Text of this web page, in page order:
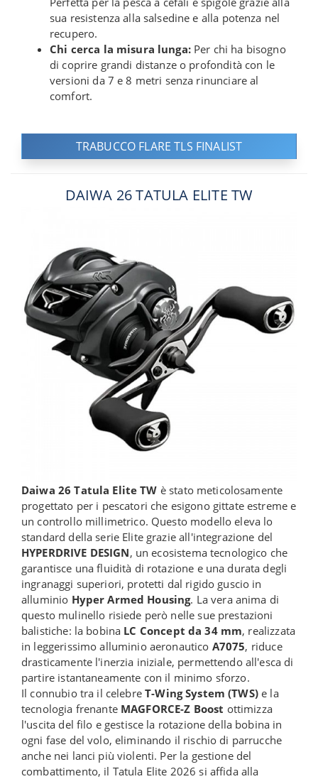
sua resistenza alla salsedine e alla potenza nel
recupero.
Chi cerca la misura lunga:Per chi ha bisogno
di coprire grandi distanze o profondità con le
versioni da 7 e 8 metri senza rinunciare al
comfort.
TRABUCCO FLARE TLS FINALIST
DAIWA 26 TATULA ELITE TW
Daiwa 26 Tatula Elite TW è stato meticolosamente
progettato per i pescatori che esigono gittate estreme e
un controllo millimetrico. Questo modello eleva lo
standard della serie Elite grazie all'integrazione del
HYPERDRIVE DESIGN, un ecosistema tecnologico che
garantisce una fluidità di rotazione e una durata degli
ingranaggi superiori, protetti dal rigido guscio in
alluminio Hyper Armed Housing. La vera anima di
questo mulinello risiede però nelle sue prestazioni
balistiche: la bobina LC Concept da 34 mm, realizzata
in leggerissimo alluminio aeronautico A7075, riduce
drasticamente l'inerzia iniziale, permettendo all'esca di
partire istantaneamente con il minimo sforzo.
Il connubio tra il celebreT-Wing System (TWS)e la
tecnologia frenante MAGFORCE-Z Boost ottimizza
l'uscita del filo e gestisce la rotazione della bobina in
ogni fase del volo, eliminando il rischio di parrucche
anche nei lanci più violenti. Per la gestione del
combattimento, il Tatula Elite 2026 si affida alla